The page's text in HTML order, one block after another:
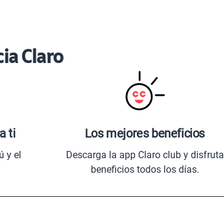
Claro
ti
y el
Los mejores beneficios
Descarga la app Claro club y disfruta
beneficios todos los días.